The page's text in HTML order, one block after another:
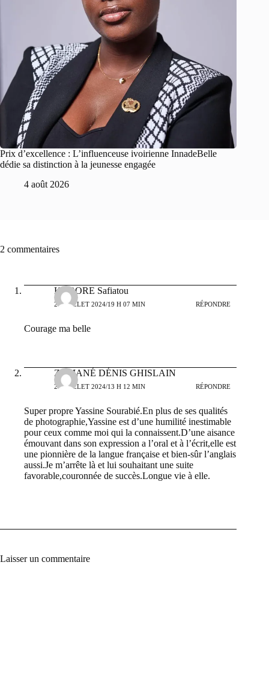
Prix d’excellence : L’influenceuse ivoirienne InnadeBelle
dédie sa distinction à la jeunesse engagée
4 août 2026
2 commentaires
KABORE Safiatou
27 JUILLET 2024/19 H 07 MIN RÉPONDRE
Courage ma belle
ZAMANÉ DÉNIS GHISLAIN
28 JUILLET 2024/13 H 12 MIN RÉPONDRE
Super propre Yassine Sourabié.En plus de ses qualités
de photographie,Yassine est d’une humilité inestimable
pour ceux comme moi qui la connaissent.D’une aisance
émouvant dans son expression a l’oral et à l’écrit,elle est
une pionnière de la langue française et bien-sûr l’anglais
aussi.Je m’arrête là et lui souhaitant une suite
favorable,couronnée de succès.Longue vie à elle.
Laisser un commentaire